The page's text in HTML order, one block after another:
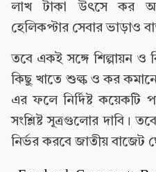
লাখ টাকা উৎসে কর
হেলিকপ্টার সেবার ভাড়াও
তবে একই সঙ্গে শিল্পায়ন ও
কিছু খাতে শুল্ক ও কর
এর ফলে নির্দিষ্ট কয়েকটি
সংশ্লিষ্ট সূত্রগুলোর দাবি।
নির্ভর করবে জাতীয় বাজেট